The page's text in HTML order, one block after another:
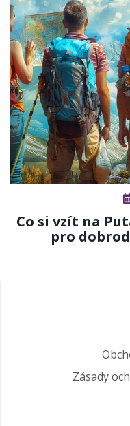
Co si vzít na
pro
Zásady